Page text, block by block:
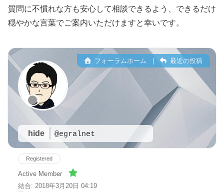
質問に不慣れな方も安心して相談できるよう、できるだけ
穏やかな言葉でご案内いただけますと幸いです。
hide @egralnet
フォーラムホーム | 最近の投稿
Registered
Active Member
結合: 2018年3月20日 04:19